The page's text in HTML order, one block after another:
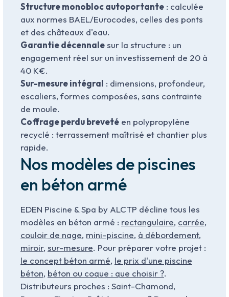
Structure monobloc autoportante : calculée
aux normes BAEL/Eurocodes, celles des ponts
et des châteaux d'eau.
Garantie décennalesur la structure : un
engagement réel sur un investissement de 20 à
40 K€.
Sur-mesure intégral : dimensions, profondeur,
escaliers, formes composées, sans contrainte
de moule.
Coffrage perdu breveté en polypropylène
recyclé : terrassement maîtrisé et chantier plus
rapide.
Nos modèles de piscines
en béton armé
EDEN Piscine & Spa by ALCTP décline tous les
modèles en béton armé : rectangulaire, carrée,
couloir de nage, mini-piscine, à débordement,
miroir, sur-mesure. Pour préparer votre projet :
le concept béton armé, le prix d'une piscine
béton, béton ou coque : que choisir ?.
Distributeurs proches : Saint-Chamond,